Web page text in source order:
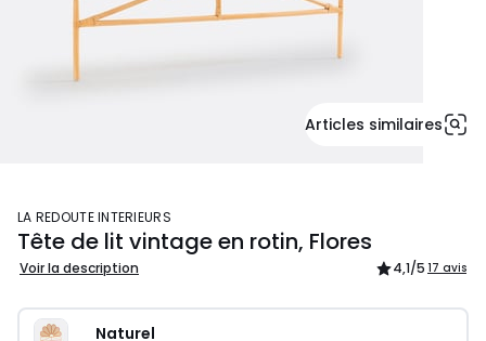
Articles similaires
LA REDOUTE INTERIEURS
Tête de lit vintage en rotin, Flores
Voir la description 4,1/5 17 avis
Naturel